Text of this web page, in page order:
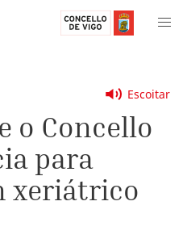
Escoitar
o Concello
para
xeriátrico